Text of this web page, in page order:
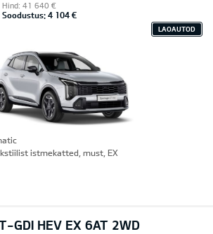
Hind: 41 640 €
Soodustus: 4 104 €
LAOAUTOD
istmekatted, must, EX
GDI HEV EX 6AT 2WD